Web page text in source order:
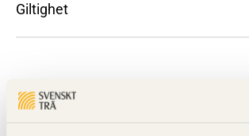
Giltighet